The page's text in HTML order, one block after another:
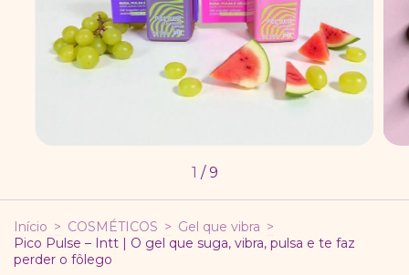
1 /9
Início > COSMÉTICOS > Gel que vibra >
Pico Pulse – Intt | O gel que suga, vibra, pulsa e te faz
perder o fôlego